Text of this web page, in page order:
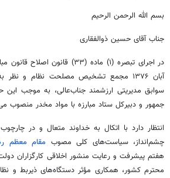
بسم الله الرحمن الرحیم
جناب آقای حسین ذوالفقاری
آبان ۱۳۷۶ مجمع تشخیص مصلحت نظام و
سوابق مدیریتی ارزشمند جناب‌عالی، به موجب این
جمهور و دبیرکل ستاد مبارزه با مواد مخدر منصوب
انتظار دارد با اتکال به خداوند متعال و در
چشم‌انداز، سیاست‌های کلی مصوب مقام معظم
هفتم پیشرفت و رعایت منشور اخلاقی کارگزاران
محترم کشور، همکاری مؤثر دستگاه‌های ذیربط و